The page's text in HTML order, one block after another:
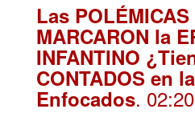
Las
MARCARON la
INFANTINO
CONTADOS en
Enfocados. 02:20